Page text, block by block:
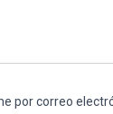
por correo